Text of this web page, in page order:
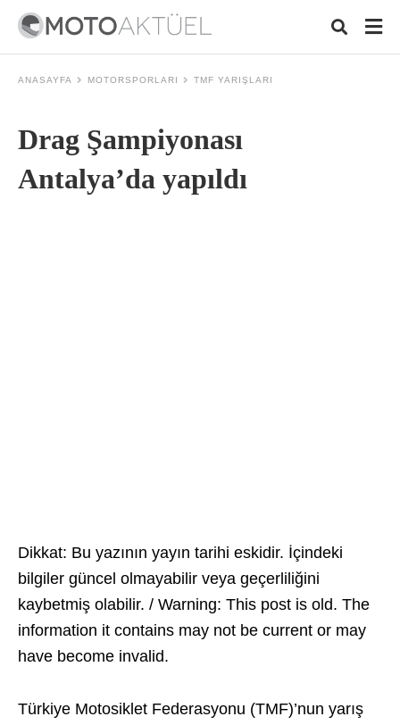
ANASAYFA MOTORSPORLARI TMF YARIŞLARI
Drag Şampiyonası
Antalya’da yapıldı
Dikkat: Bu yazının yayın tarihi eskidir. İçindeki
bilgiler güncel olmayabilir veya geçerliliğini
kaybetmiş olabilir. / Warning: This post is old. The
information it contains may not be current or may
have become invalid.
Türkiye Motosiklet Federasyonu (TMF)’nun yarış